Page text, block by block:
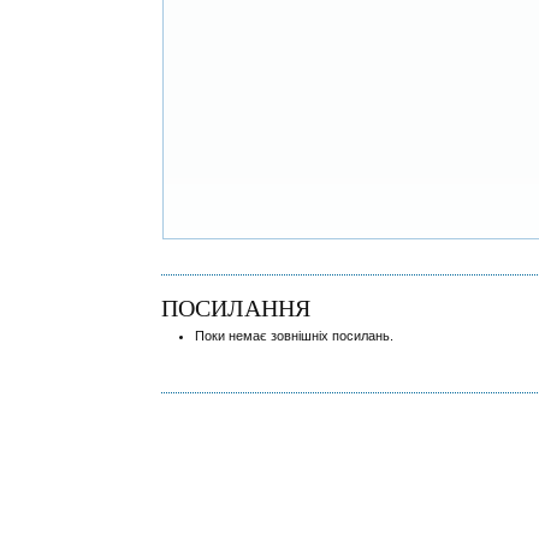
ПОСИЛАННЯ
Поки немає зовнішніх посилань.